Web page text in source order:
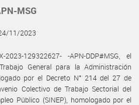
MSG
11/2023
129322627- -APN-DDP#MSG, el
General para la Administración
por el Decreto N° 214 del 27 de
Colectivo de Trabajo Sectorial del
Público (SINEP), homologado por el